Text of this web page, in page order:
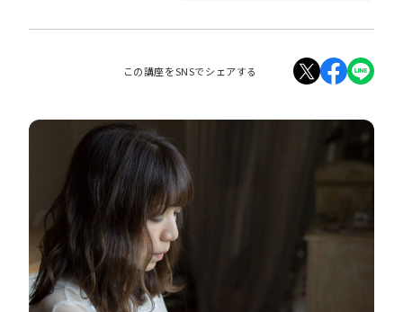
この講座をSNSでシェアする